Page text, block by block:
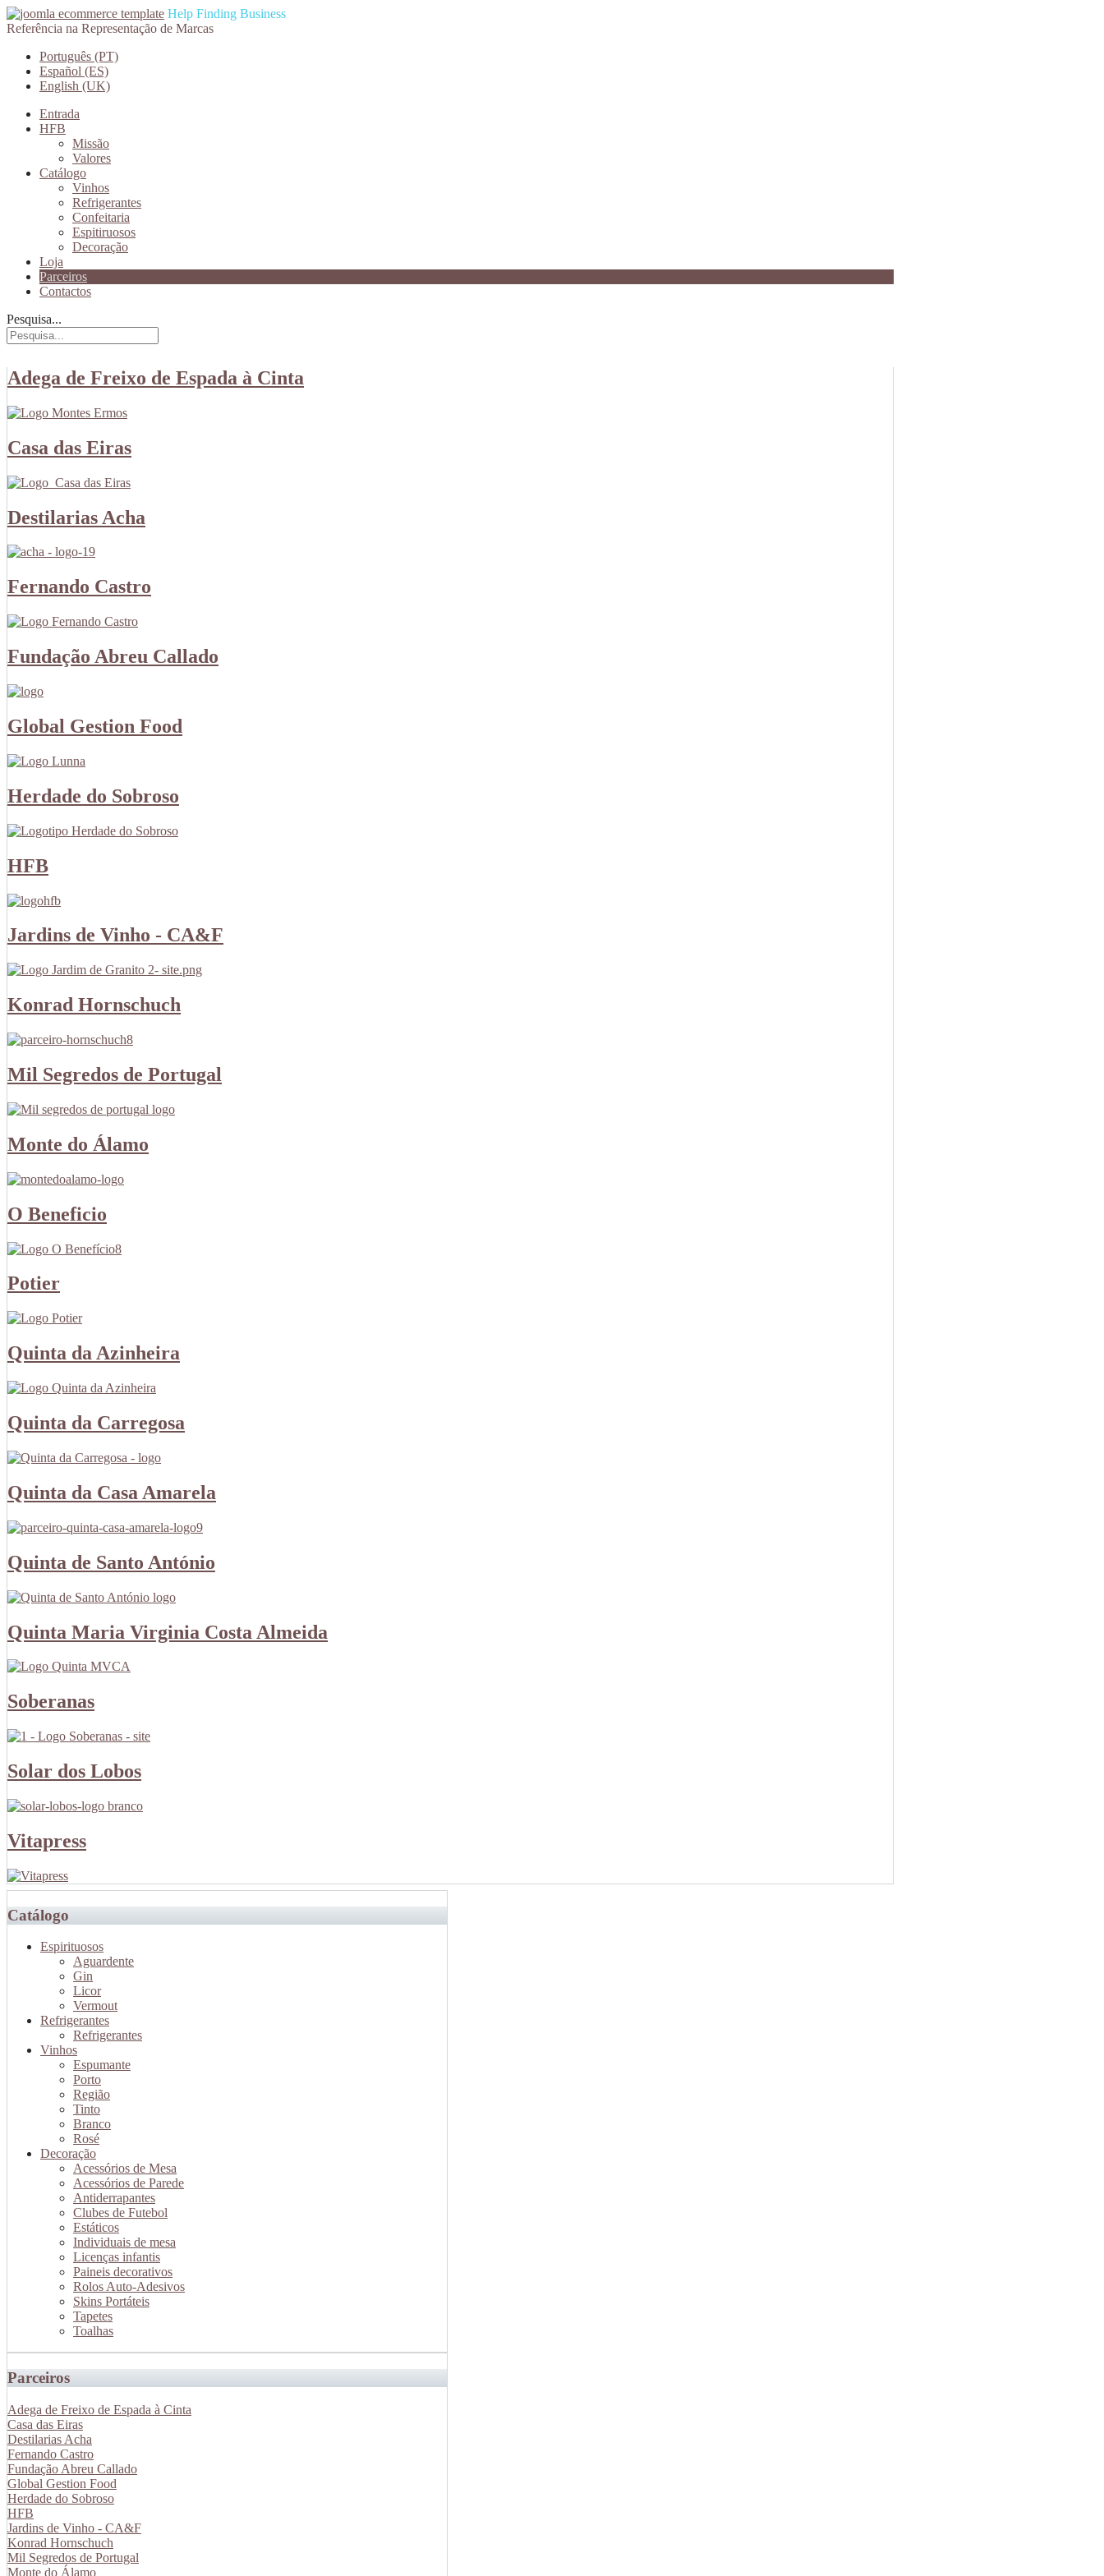
Help Finding Business
Referência na Representação de Marcas
Português (PT)
Español (ES)
English (UK)
Entrada
HFB
Missão
Valores
Catálogo
Vinhos
Refrigerantes
Confeitaria
Espitiruosos
Decoração
Loja
Parceiros
Contactos
Pesquisa...
Adega de Freixo de Espada à Cinta
Casa das Eiras
Destilarias Acha
Fernando Castro
Fundação Abreu Callado
Global Gestion Food
Herdade do Sobroso
HFB
Jardins de Vinho - CA&F
Konrad Hornschuch
Mil Segredos de Portugal
Monte do Álamo
O Beneficio
Potier
Quinta da Azinheira
Quinta da Carregosa
Quinta da Casa Amarela
Quinta de Santo António
Quinta Maria Virginia Costa Almeida
Soberanas
Solar dos Lobos
Vitapress
Catálogo
Espirituosos
Aguardente
Gin
Licor
Vermout
Refrigerantes
Refrigerantes
Vinhos
Espumante
Porto
Região
Tinto
Branco
Rosé
Decoração
Acessórios de Mesa
Acessórios de Parede
Antiderrapantes
Clubes de Futebol
Estáticos
Individuais de mesa
Licenças infantis
Paineis decorativos
Rolos Auto-Adesivos
Skins Portáteis
Tapetes
Toalhas
Parceiros
Adega de Freixo de Espada à Cinta
Casa das Eiras
Destilarias Acha
Fernando Castro
Fundação Abreu Callado
Global Gestion Food
Herdade do Sobroso
HFB
Jardins de Vinho - CA&F
Konrad Hornschuch
Mil Segredos de Portugal
Monte do Álamo